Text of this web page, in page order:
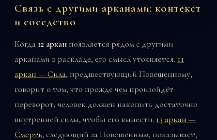
Связь с другими арканами: контекст
и соседство
Когда12 аркан появляется рядом с другими
арканами в раскладе, его смысл уточняется. 11
аркан — Сила, предшествующий Повешенному,
говорит о том, что прежде чем произойдёт
переворот, человек должен накопить достаточно
внутренней силы, чтобы его вынести. 13 аркан —
Смерть, следующий за Повешенным, показывает,